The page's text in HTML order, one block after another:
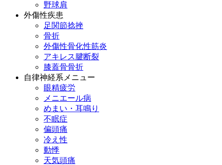
野球肩
外傷性疾患
足関節捻挫
骨折
外傷性骨化性筋炎
アキレス腱断裂
膝蓋骨骨折
自律神経系メニュー
眼精疲労
メニエール病
めまい・耳鳴り
不眠症
偏頭痛
冷え性
動悸
天気頭痛